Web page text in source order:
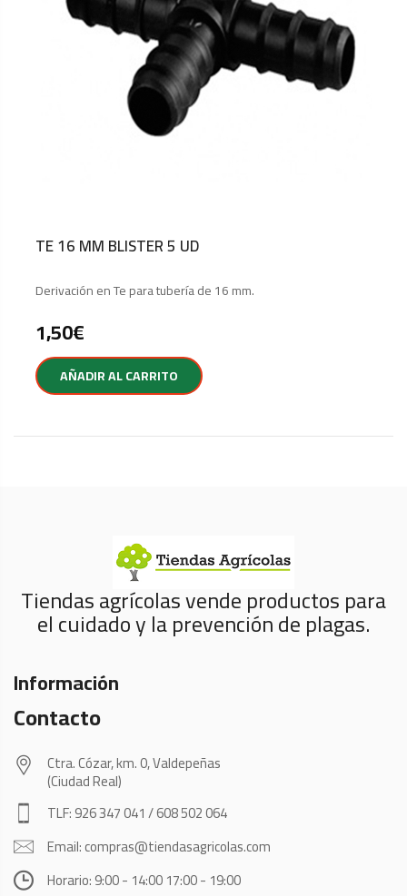
TE 16 MM BLISTER 5 UD
Derivación en Te para tubería de 16 mm.
1,50€
AÑADIR AL CARRITO
Tiendas agrícolas vende productos para
el cuidado y la prevención de plagas.
Información
Contacto
Ctra. Cózar, km. 0, Valdepeñas
(Ciudad Real)
TLF: 926 347 041 / 608 502 064
Email: compras@tiendasagricolas.com
Horario: 9:00 - 14:00 17:00 - 19:00